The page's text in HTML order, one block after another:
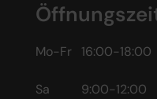
Mo-Fr 16:00-18:00
Sa 9:00-12:00